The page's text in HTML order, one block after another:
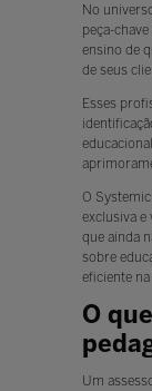
No
peça-
ensino de
de seus
Esses
O
exclusiva e
que ainda
sobre
eficiente
O
Um